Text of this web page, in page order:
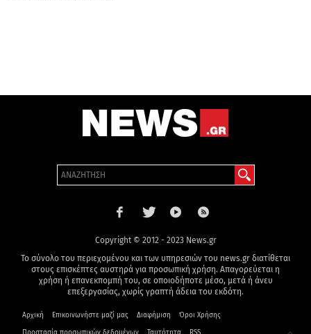
Copyright © 2012 - 2023 News.gr
Το σύνολο του περιεχομένου και των υπηρεσιών του news.gr διατίθεται
στους επισκέπτες αυστηρά για προσωπική χρήση. Απαγορεύεται η
χρήση ή επανεκπομπή του, σε οποιοδήποτε μέσο, μετά ή άνευ
επεξεργασίας, χωρίς γραπτή άδεια του εκδότη.
Αρχική Επικοινωνήστε μαζί μας Διαφήμιση Όροι Χρήσης